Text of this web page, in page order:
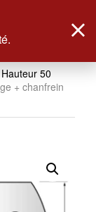
Hauteur 50
+ chanfrein